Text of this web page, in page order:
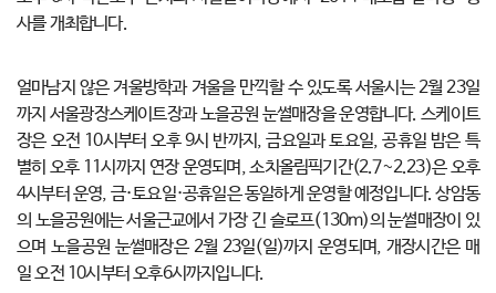
사를 개최합니다.
얼마남지 않은 겨울방학과 겨울을 만끽할 수 있도록 서울시는 2월 23일
까지 서울광장스케이트장과 노을공원 눈썰매장을 운영합니다. 스케이트
장은 오전 10시부터 오후 9시 반까지, 금요일과 토요일, 공휴일 밤은 특
별히 오후 11시까지 연장 운영되며, 소치올림픽기간(2.7~2.23)은 오후
4시부터 운영, 금·토요일·공휴일은 동일하게 운영할 예정입니다. 상암동
의 노을공원에는 서울근교에서 가장 긴 슬로프(130m)의 눈썰매장이 있
으며 노을공원 눈썰매장은 2월 23일(일)까지 운영되며, 개장시간은 매
일 오전 10시부터 오후6시까지입니다.